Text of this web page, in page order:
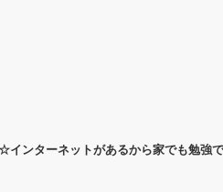
ンターネットがあるから家でも勉強